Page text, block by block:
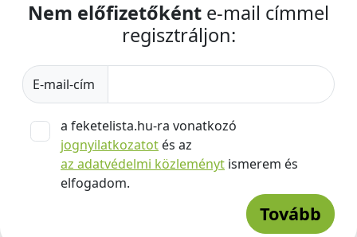
Nem előfizetőként e-mail címmel
regisztráljon:
E-mail-cím
a feketelista.hu-ra vonatkozó
jognyilatkozatot és az
az adatvédelmi közleményt ismerem és
elfogadom.
Tovább